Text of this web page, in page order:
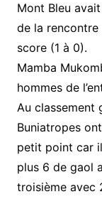
Mont Bleu
de la rencontre
score (1 à 0).
Mamba
hommes de
Au classement
Buniatropes
petit point car
plus 6 de gaol
troisième avec